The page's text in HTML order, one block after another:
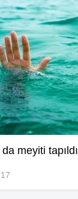
meyiti tapıldı